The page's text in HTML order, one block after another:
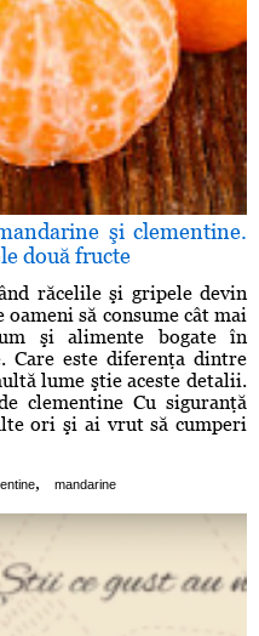
şi clementine.
două fructe
răcelile şi gripele devin
să consume cât mai
şi alimente bogate în
Care este diferenţa dintre
lume ştie aceste detalii.
clementine Cu siguranţă
ori şi ai vrut să cumperi
, mandarine